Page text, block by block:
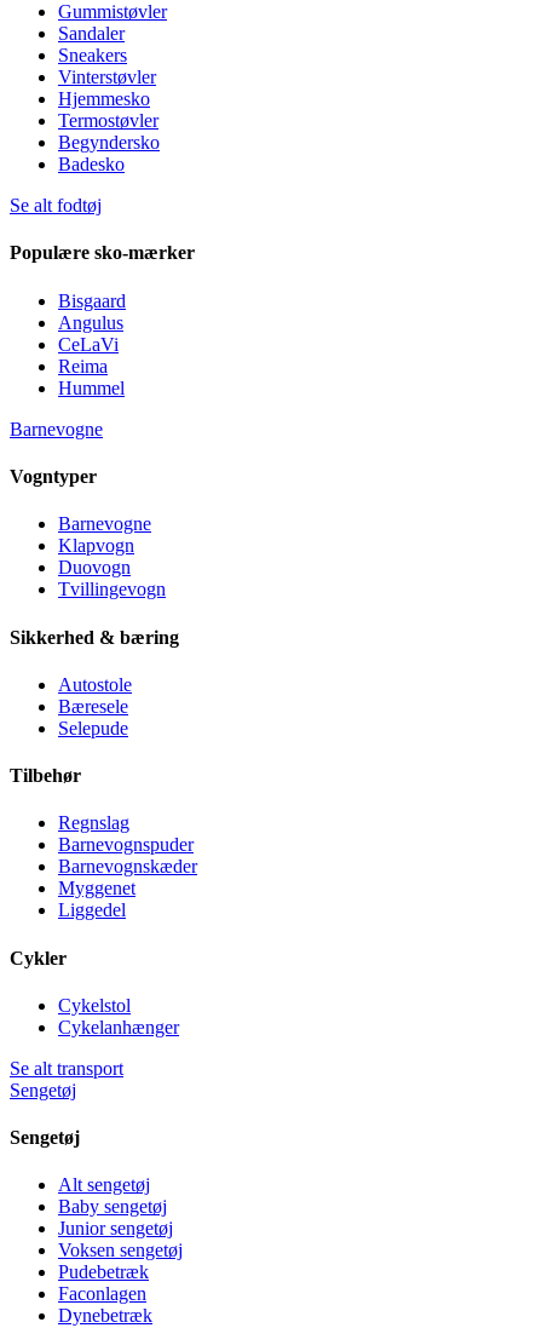
Gummistøvler
Sandaler
Sneakers
Vinterstøvler
Hjemmesko
Termostøvler
Begyndersko
Badesko
Se alt fodtøj
Populære sko-mærker
Bisgaard
Angulus
CeLaVi
Reima
Hummel
Barnevogne
Vogntyper
Barnevogne
Klapvogn
Duovogn
Tvillingevogn
Sikkerhed & bæring
Autostole
Bæresele
Selepude
Tilbehør
Regnslag
Barnevognspuder
Barnevognskæder
Myggenet
Liggedel
Cykler
Cykelstol
Cykelanhænger
Se alt transport
Sengetøj
Sengetøj
Alt sengetøj
Baby sengetøj
Junior sengetøj
Voksen sengetøj
Pudebetræk
Faconlagen
Dynebetræk